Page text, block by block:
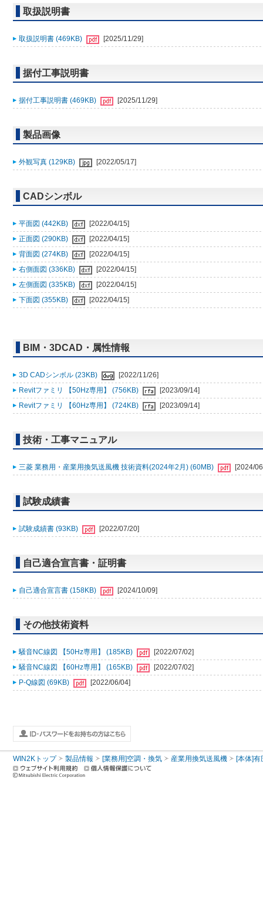
取扱説明書
取扱説明書 (469KB) [2025/11/29]
据付工事説明書
据付工事説明書 (469KB) [2025/11/29]
製品画像
外観写真 (129KB) [2022/05/17]
CADシンボル
平面図 (442KB)
[2022/04/15]
正面図 (290KB)
[2022/04/15]
背面図 (274KB)
[2022/04/15]
右側面図 (336KB)
[2022/04/15]
左側面図 (335KB)
[2022/04/15]
下面図 (355KB)
[2022/04/15]
BIM・3DCAD・属性情報
3D CADシンボル (23KB)
[2022/11/26]
Revitファミリ 【50Hz専用】 (756KB)
[2023/09/14]
Revitファミリ 【60Hz専用】 (724KB)
[2023/09/14]
技術・工事マニュアル
三菱 業務用・産業用換気送風機 技術資料(2024年2月) (60MB) [2024/
試験成績書
試験成績書 (93KB) [2022/07/20]
自己適合宣言書・証明書
自己適合宣言書 (158KB) [2024/10/09]
その他技術資料
騒音NC線図 【50Hz専用】 (185KB)
[2022/07/02]
騒音NC線図 【60Hz専用】 (165KB)
[2022/07/02]
P-Q線図 (69KB)
[2022/06/04]
WIN2Kトップ 製品情報 [業務用]空調・換気 産業用換気送風機 [本体]有